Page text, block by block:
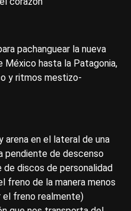
pachanguear la nueva
México hasta la Patagonia,
y ritmos mestizo-
arena en el lateral de una
pendiente de descenso
de discos de personalidad
freno de la manera menos
el freno realmente)